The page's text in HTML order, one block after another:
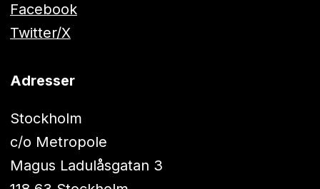
Facebook
Twitter/X
Adresser
Stockholm
c/o Metropole
Magus Ladulåsgatan 3